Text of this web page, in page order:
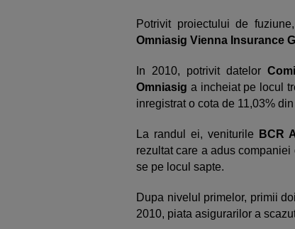
Potrivit proiectului de fuziune,
Omniasig Vienna Insurance
In 2010, potrivit datelor
Omniasig a incheiat pe locul
inregistrat o cota de 11,03%
La randul ei, veniturile BCR
rezultat care a adus
se pe locul sapte.
Dupa nivelul primelor, primii
2010, piata asigurarilor a